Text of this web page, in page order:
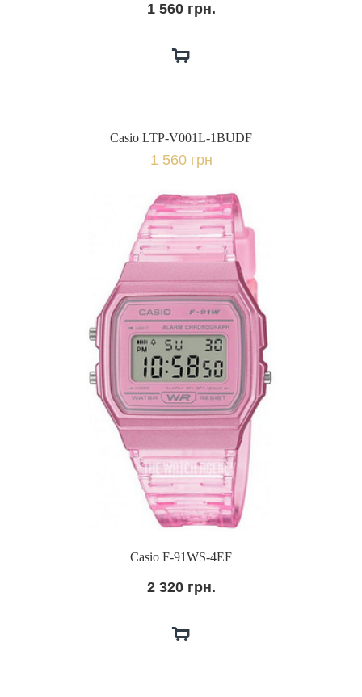
1 560 грн.
Casio LTP-V001L-1BUDF
1 560 грн
Casio F-91WS-4EF
2 320 грн.